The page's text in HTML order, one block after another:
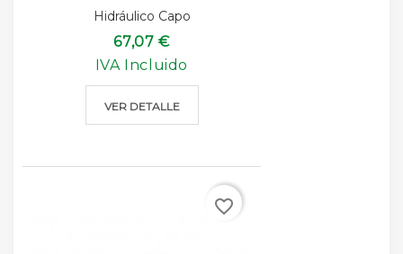
Hidráulico Capo
67,07 €
IVA Incluido
VER DETALLE
favorite_border